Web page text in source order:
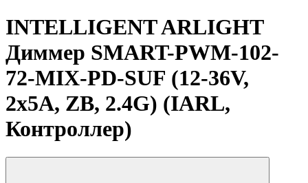
INTELLIGENT ARLIGHT
Диммер SMART-PWM-102-
72-MIX-PD-SUF (12-36V,
2x5A, ZB, 2.4G) (IARL,
Контроллер)